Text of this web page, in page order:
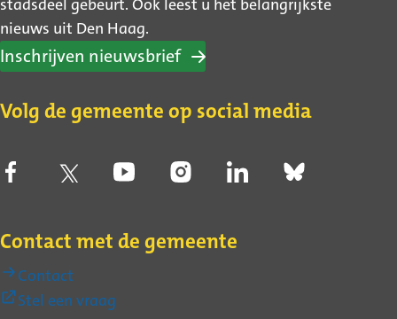
stadsdeel gebeurt. Ook leest u het belangrijkste
nieuws uit Den Haag.
Inschrijven nieuwsbrief
Volg de gemeente op social media
Contact met de gemeente
Contact
Stel een vraag